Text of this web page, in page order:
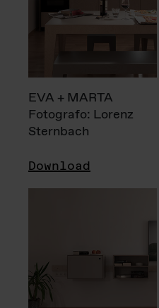
EVA + MARTA
Fotografo: Lorenz
Sternbach
Download